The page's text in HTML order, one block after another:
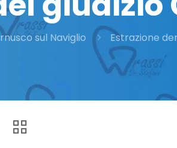
sul Naviglio Estrazione